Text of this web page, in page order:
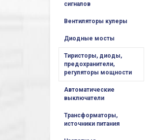
сигналов
Вентиляторы кулеры
Диодные мосты
Тиристоры, диоды,
предохранители,
регуляторы мощности
Автоматические
выключатели
Трансформаторы,
источники питания